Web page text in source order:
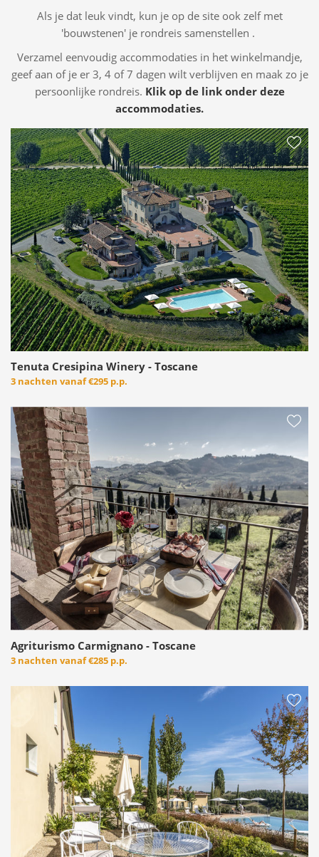
Als je dat leuk vindt, kun je op de site ook zelf met
'bouwstenen' je rondreis samenstellen .
Verzamel eenvoudig accommodaties in het winkelmandje,
geef aan of je er 3, 4 of 7 dagen wilt verblijven en maak zo je
persoonlijke rondreis. Klik op de link onder deze
accommodaties.
Tenuta Cresipina Winery - Toscane
3 nachten vanaf€295 p.p.
Agriturismo Carmignano - Toscane
3 nachten vanaf€285 p.p.